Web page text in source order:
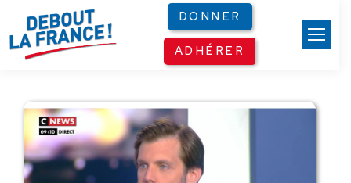
DONNER
ADHÉRER
Panneau de gestion des cookies